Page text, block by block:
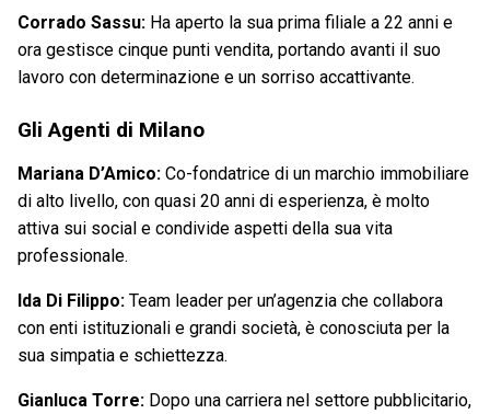
Corrado Sassu: Ha aperto la sua prima filiale a 22 anni e
ora gestisce cinque punti vendita, portando avanti il suo
lavoro con determinazione e un sorriso accattivante.
Gli Agenti di Milano
Mariana D’Amico: Co-fondatrice di un marchio immobiliare
di alto livello, con quasi 20 anni di esperienza, è molto
attiva sui social e condivide aspetti della sua vita
professionale.
Ida Di Filippo: Team leader per un’agenzia che collabora
con enti istituzionali e grandi società, è conosciuta per la
sua simpatia e schiettezza.
Gianluca Torre: Dopo una carriera nel settore pubblicitario,